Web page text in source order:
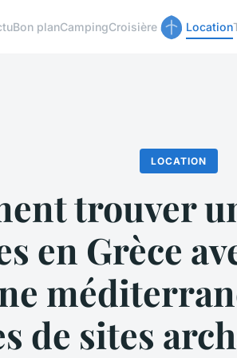
Bon planCampingCroisière Location
LOCATION
trouver
en Grèce
de sites